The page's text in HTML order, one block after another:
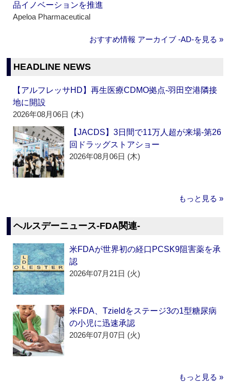
品イノベーションを推進
Apeloa Pharmaceutical
おすすめ情報 アーカイブ ‐AD‐を見る »
HEADLINE NEWS
【アルフレッサHD】再生医療CDMO拠点‐羽田空港隣接
地に開設
2026年08月06日 (木)
【JACDS】3日間で11万人超が来場‐第26
回ドラッグストアショー
2026年08月06日 (木)
もっと見る »
ヘルスデーニュース‐FDA関連‐
米FDAが世界初の経口PCSK9阻害薬を承
認
2026年07月21日 (火)
米FDA、Tzieldをステージ3の1型糖尿病
の小児に迅速承認
2026年07月07日 (火)
もっと見る »